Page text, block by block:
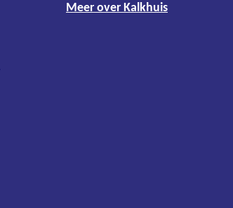
Meer over Kalkhuis